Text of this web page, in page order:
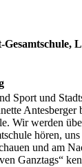
Sport und
Antesberger
Wir werden
hören, uns
und am
Ganztags“